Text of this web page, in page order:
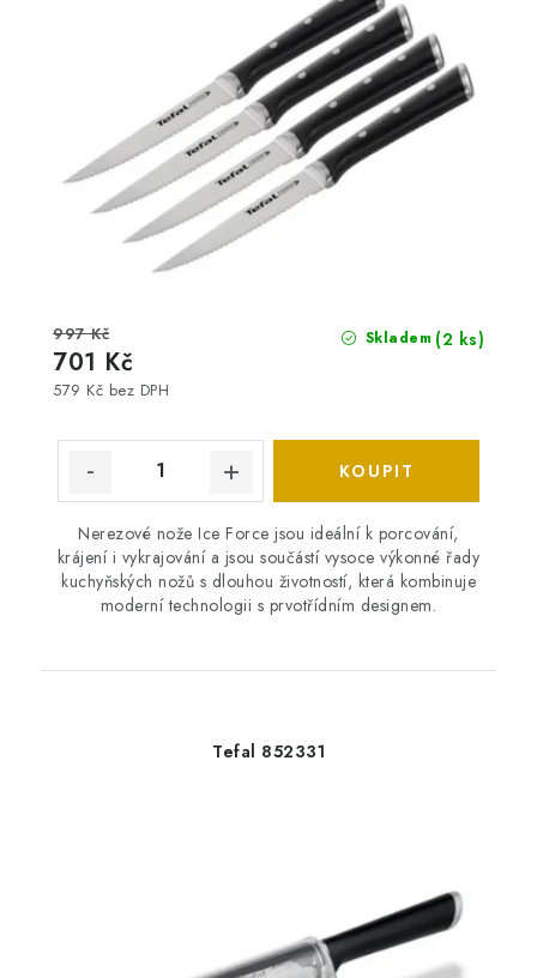
Skladem (2 ks)
579 Kč bez DPH
701 Kč
997 Kč
Nerezové nože Ice Force jsou ideální k porcování,
krájení i vykrajování a jsou součástí vysoce výkonné řady
kuchyňských nožů s dlouhou životností, která kombinuje
moderní technologii s prvotřídním designem.
Tefal 852331